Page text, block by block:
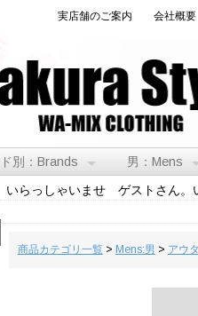
実店舗のご案内 会社概要
別：Brands 男：Mens
いらっしゃいませ ゲストさん。
商品カテゴリ一覧> Mens:男 > アウ